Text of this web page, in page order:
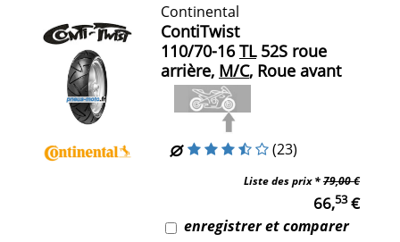
Continental
ContiTwist
110/70-16 TL52S roue
arrière, M/C, Roue avant
(23)
Liste des prix *79,00 €
66,53€
enregistrer et comparer